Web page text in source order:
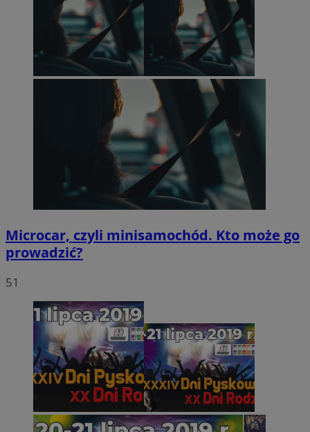
Microcar, czyli minisamochód. Kto może go
prowadzić?
51